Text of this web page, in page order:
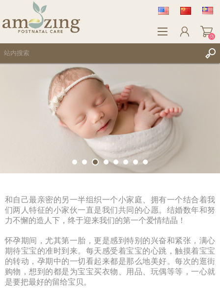
WISHLIST (0)
(0)
和自己最亲密的另一半组织一个小家庭、拥有一个结合着我
们两人特征的小家伙一直是我们共同的心愿。结婚数年和努
力不懈的造人下，终于迎来我们的第一个爱情结晶！
怀孕期间，尤其第一胎，更是感到特别的兴奋和紧张，满心
期待宝宝的准时到来。每天感受着宝宝的心跳，触摸着宝宝
的转动，孕期中的一切看起来都是那么地美好。每次的逛街
购物，想到的都是为宝宝买衣物、用品、玩偶等等，一心就
是要把最好的留给宝贝。